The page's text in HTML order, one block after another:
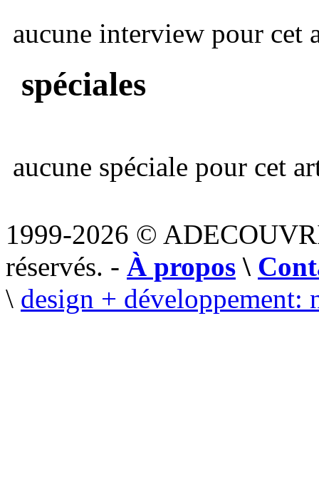
aucune interview pour cet
spéciales
aucune spéciale pour cet
1999-2026 ©
réservés. - À propos \
\ design + développement: